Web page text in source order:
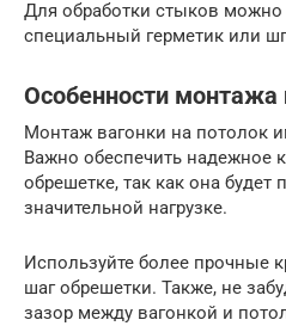
Для обработки стыков можно
специальный герметик или
Особенности монтажа
Монтаж вагонки на потолок
Важно обеспечить надежное
обрешетке, так как она будет
значительной нагрузке.
Используйте более прочные
шаг обрешетки. Также, не
зазор между вагонкой и